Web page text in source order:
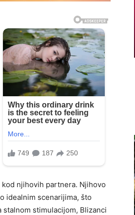
njihovih partnera. Njihovo
idealnim scenarijima, što
stimulacijom, Blizanci